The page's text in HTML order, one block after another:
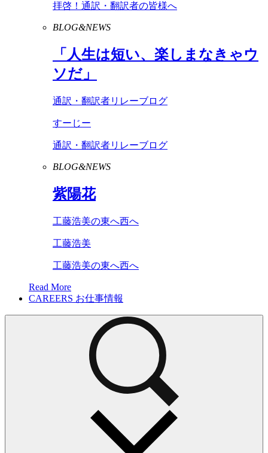
拝啓！通訳・翻訳者の皆様へ
BLOG&NEWS
「人生は短い、楽しまなきゃウ
ソだ」
通訳・翻訳者リレーブログ
すーじー
通訳・翻訳者リレーブログ
BLOG&NEWS
紫陽花
工藤浩美の東へ西へ
工藤浩美
工藤浩美の東へ西へ
Read More
CAREERS お仕事情報